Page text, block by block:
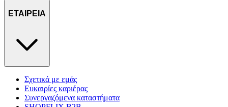
ΕΤΑΙΡΕΙΑ
Σχετικά με εμάς
Ευκαιρίες καριέρας
Συνεργαζόμενα καταστήματα